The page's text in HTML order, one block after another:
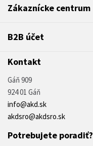
Zákaznícke centrum
B2B účet
Kontakt
Gáň 909
924 01 Gáň
info@akd.sk
akdsro@akdsro.sk
Potrebujete poradiť?